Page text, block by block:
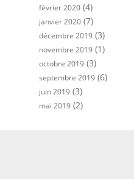
février 2020 (4)
janvier 2020 (7)
décembre 2019 (3)
novembre 2019 (1)
octobre 2019 (3)
septembre 2019 (6)
juin 2019 (3)
mai 2019 (2)